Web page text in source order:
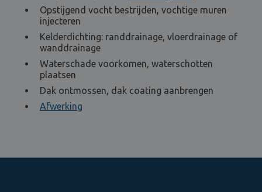
Opstijgend vocht bestrijden, vochtige muren
injecteren
Kelderdichting: randdrainage, vloerdrainage of
wanddrainage
Waterschade voorkomen, waterschotten
plaatsen
Dak ontmossen, dak coating aanbrengen
Afwerking